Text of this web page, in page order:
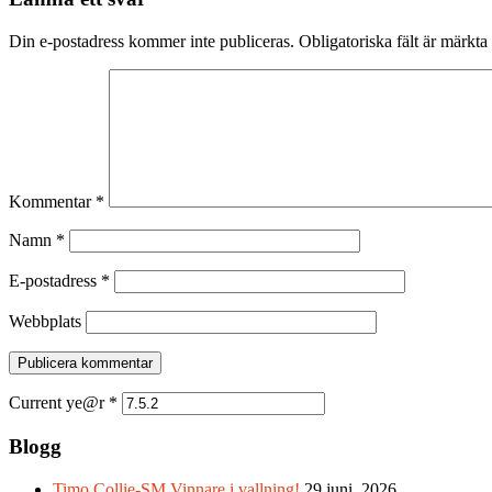
Din e-postadress kommer inte publiceras. Obligatoriska fält är märkta
Kommentar *
Namn *
E-postadress *
Webbplats
Current ye@r *
Blogg